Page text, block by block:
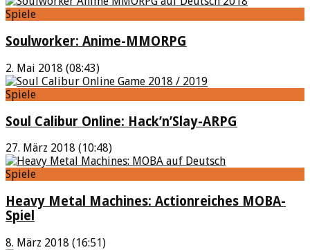
Spiele
Soulworker: Anime-MMORPG
2. Mai 2018 (08:43)
Spiele
Soul Calibur Online: Hack’n’Slay-ARPG
27. März 2018 (10:48)
Spiele
Heavy Metal Machines: Actionreiches MOBA-
Spiel
8. März 2018 (16:51)